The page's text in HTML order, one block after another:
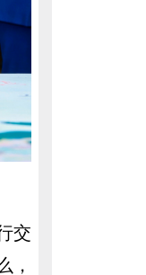
交
，